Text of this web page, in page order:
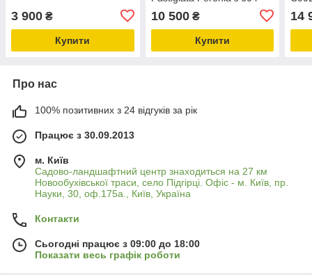
3 900 ₴
Купити
10 500₴
Купити
14
Про нас
100% позитивних з 24 відгуків за рік
Працює з 30.09.2013
м. Київ
Садово-ландшафтний центр знаходиться на 27 км
Новообухівської траси, село Підгірці. Офіс - м. Київ, пр.
Науки, 30, оф.175а., Київ, Україна
Контакти
Сьогодні працює з 09:00 до 18:00
Показати весь графік роботи